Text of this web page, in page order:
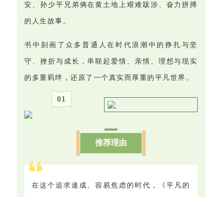
安、孙少平兄弟俩在黄土地上艰难跋涉、奋力拼搏
的人生故事。
书中刻画了众多普通人在时代浪潮中的挣扎与坚
守、挫折与成长，串联起爱情、亲情、理想与现实
的多重羁绊，还原了一个真实而厚重的平凡世界。
01
推荐理由
在这个追求速成、容易焦虑的时代，《平凡的